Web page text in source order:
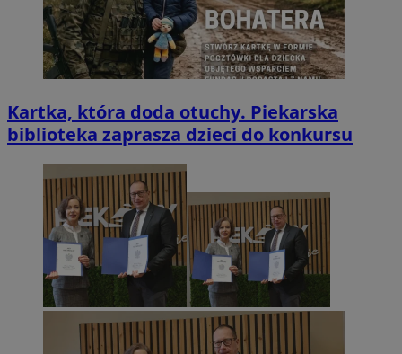
Kartka, która doda otuchy. Piekarska
biblioteka zaprasza dzieci do konkursu